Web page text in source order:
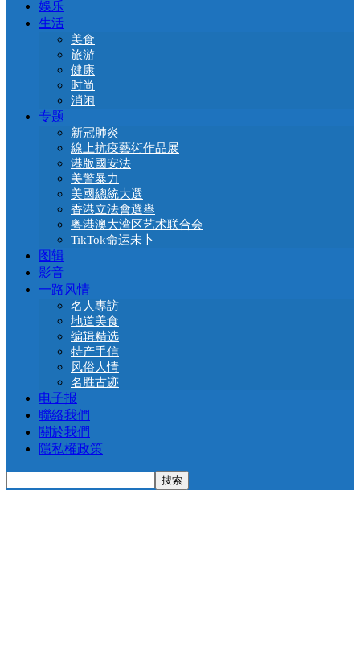
娛乐
生活
美食
旅游
健康
时尚
消闲
专题
新冠肺炎
線上抗疫藝術作品展
港版國安法
美警暴力
美國總統大選
香港立法會選舉
粤港澳大湾区艺术联合会
TikTok命运未卜
图辑
影音
一路风情
名人專訪
地道美食
编辑精选
特产手信
风俗人情
名胜古迹
电子报
聯絡我們
關於我們
隱私權政策